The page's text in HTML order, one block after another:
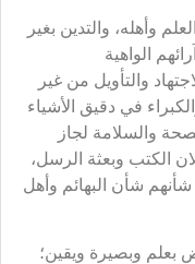
وأهله، والتدين بغير
الواهية
والتأويل من غير
في دقيق الأشياء
والسلامة لجاز
الكتب وبعثة الرسل،
شأنهم شأن البهائم وأهل
بعلمٍ وبصيرة ويقين؛